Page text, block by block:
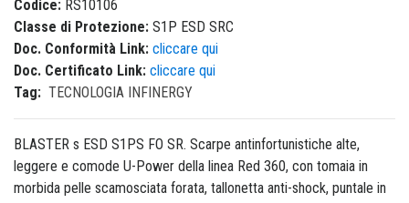
Codice: RS10106
Classe di Protezione: S1P ESD SRC
Doc. Conformità Link: cliccare qui
Doc. Certificato Link: cliccare qui
Tag: TECNOLOGIA INFINERGY
BLASTER s ESD S1PS FO SR. Scarpe antinfortunistiche alte,
leggere e comode U-Power della linea Red 360, con tomaia in
morbida pelle scamosciata forata, tallonetta anti-shock, puntale in